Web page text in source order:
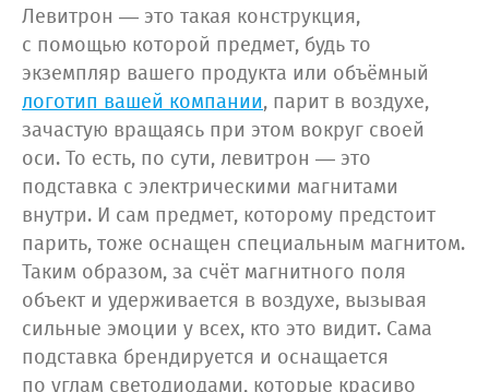
Левитрон — это такая конструкция,
с помощью которой предмет, будь то
экземпляр вашего продукта или объёмный
логотип вашей компании, парит в воздухе,
зачастую вращаясь при этом вокруг своей
оси. То есть, по сути, левитрон — это
подставка с электрическими магнитами
внутри. И сам предмет, которому предстоит
парить, тоже оснащен специальным магнитом.
Таким образом, за счёт магнитного поля
объект и удерживается в воздухе, вызывая
сильные эмоции у всех, кто это видит. Сама
подставка брендируется и оснащается